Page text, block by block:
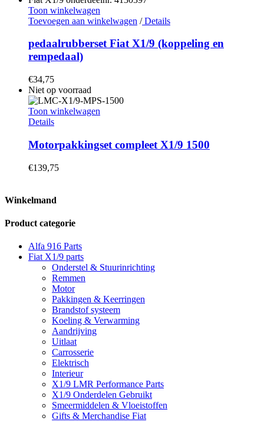
Toon winkelwagen
Toevoegen aan winkelwagen /Details
pedaalrubberset Fiat X1/9 (koppeling en
rempedaal)
€34,75
Niet op voorraad
Toon winkelwagen
Details
Motorpakkingset compleet X1/9 1500
€139,75
Winkelmand
Product categorie
Alfa 916 Parts
Fiat X1/9 parts
Onderstel & Stuurinrichting
Remmen
Motor
Pakkingen & Keerringen
Brandstof systeem
Koeling & Verwarming
Aandrijving
Uitlaat
Carrosserie
Elektrisch
Interieur
X1/9 LMR Performance Parts
X1/9 Onderdelen Gebruikt
Smeermiddelen & Vloeistoffen
Gifts & Merchandise Fiat